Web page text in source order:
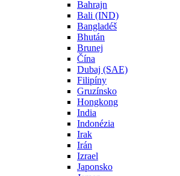
Bahrajn
Bali (IND)
Bangladéš
Bhután
Brunej
Čína
Dubaj (SAE)
Filipíny
Gruzínsko
Hongkong
India
Indonézia
Irak
Irán
Izrael
Japonsko